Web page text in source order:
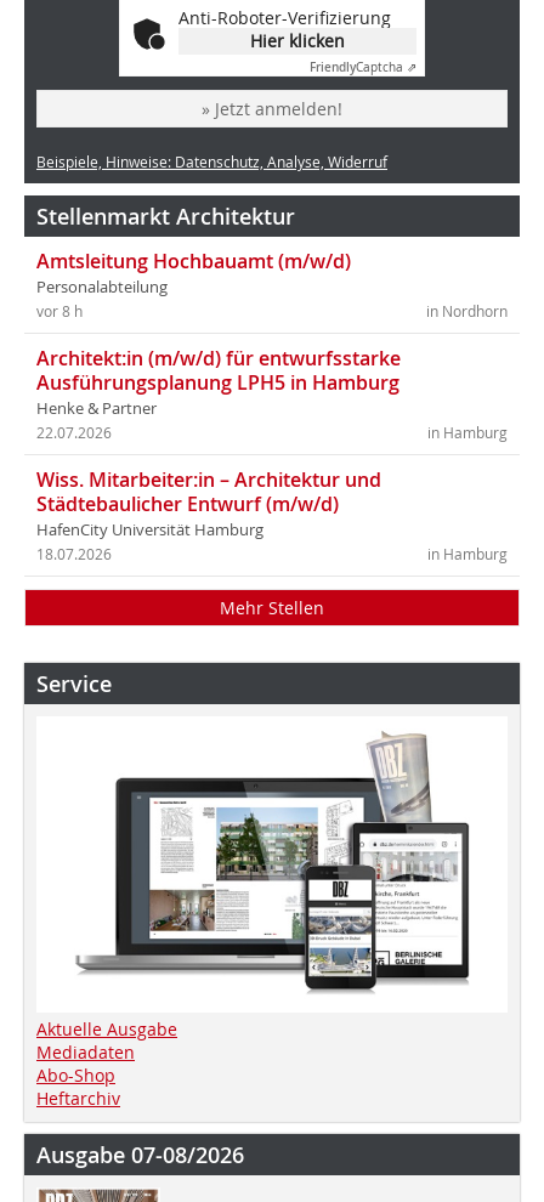
Anti-Roboter-Verifizierung
Hier klicken
FriendlyCaptcha ⇗
» Jetzt anmelden!
Beispiele, Hinweise: Datenschutz, Analyse, Widerruf
Stellenmarkt Architektur
Amtsleitung Hochbauamt (m/w/d)
Personalabteilung
in Nordhorn
vor 8 h
Architekt:in (m/w/d) für entwurfsstarke
Ausführungsplanung LPH5 in Hamburg
Henke & Partner
in Hamburg
22.07.2026
Wiss. Mitarbeiter:in – Architektur und
Städtebaulicher Entwurf (m/w/d)
HafenCity Universität Hamburg
in Hamburg
18.07.2026
Mehr Stellen
Service
Aktuelle Ausgabe
Mediadaten
Abo-Shop
Heftarchiv
Ausgabe 07-08/2026